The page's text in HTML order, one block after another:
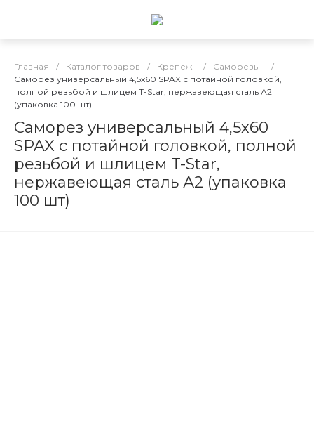
Главная / Каталог товаров / Крепеж / Саморезы
/
Саморез универсальный 4,5х60 SPAX с потайной головкой,
полной резьбой и шлицем T-Star, нержавеющая сталь А2
(упаковка 100 шт)
Саморез универсальный 4,5х60
SPAX с потайной головкой, полной
резьбой и шлицем T-Star,
нержавеющая сталь А2 (упаковка
100 шт)